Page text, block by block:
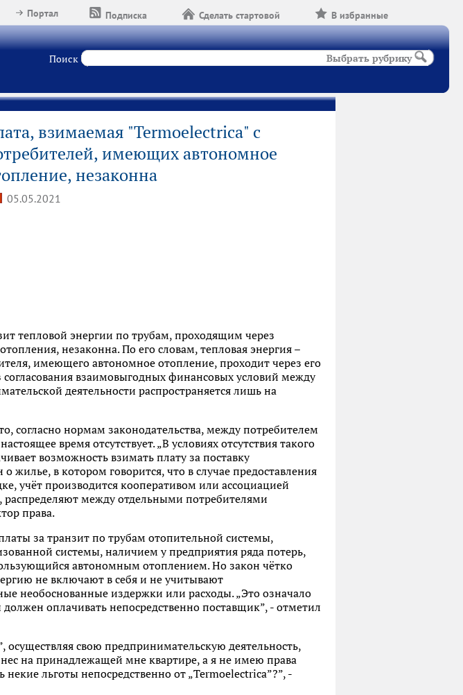
В избранные
Сделать стартовой
Подписка
Портал
Поиск Выбрать рубрику
взимаемая "Termoelectrica" с
имеющих автономное
незаконна
05.05.2021
тепловой энергии по трубам, проходящим через
незаконна. По его словам, тепловая энергия –
имеющего автономное отопление, проходит через его
согласования взаимовыгодных финансовых условий между
деятельности распространяется лишь на
согласно нормам законодательства, между потребителем
время отсутствует. „В условиях отсутствия такого
возможность взимать плату за поставку
жилье, в котором говорится, что в случае предоставления
учёт производится кооперативом или ассоциацией
распределяют между отдельными потребителями
права.
за транзит по трубам отопительной системы,
системы, наличием у предприятия ряда потерь,
автономным отоплением. Но закон чётко
не включают в себя и не учитывают
необоснованные издержки или расходы. „Это означало
оплачивать непосредственно поставщик”, - отметил
свою предпринимательскую деятельность,
на принадлежащей мне квартире, а я не имею права
льготы непосредственно от „Termoelectrica”?”, -